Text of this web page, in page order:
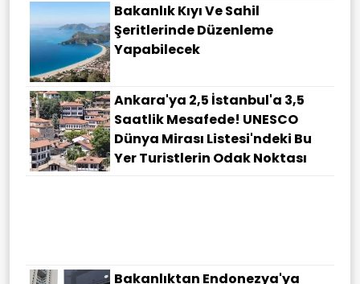
Bakanlık Kıyı Ve Sahil
Şeritlerinde Düzenleme
Yapabilecek
Ankara'ya 2,5 İstanbul'a 3,5
Saatlik Mesafede! UNESCO
Dünya Mirası Listesi'ndeki Bu
Yer Turistlerin Odak Noktası
Bakanlıktan Endonezya'ya